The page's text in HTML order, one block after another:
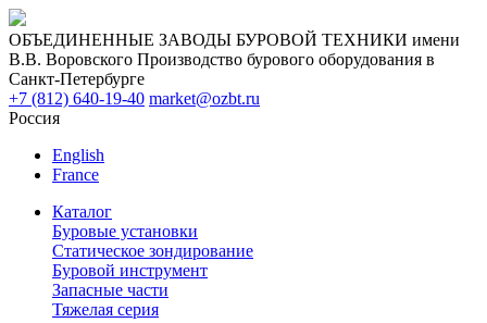
ОБЪЕДИНЕННЫЕ ЗАВОДЫ БУРОВОЙ ТЕХНИКИ имени
В.В. Воровского Производство бурового оборудования в
Санкт-Петербурге
+7 (812) 640-19-40 market@ozbt.ru
Россия
English
France
Каталог
Буровые установки
Статическое зондирование
Буровой инструмент
Запасные части
Тяжелая серия